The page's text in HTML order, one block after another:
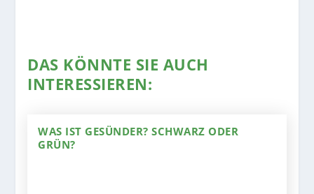
DAS KÖNNTE SIE AUCH
INTERESSIEREN:
WAS IST GESÜNDER? SCHWARZ ODER
GRÜN?